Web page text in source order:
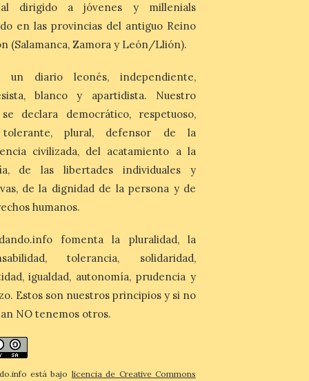
Pasen y vean: Gordoncillo
celebra el XXIV festival de
payasos
La información en la web
del Ayuntamiento sobre
este evento es del año
2022 y la de su página de
turismo de 2025 La firme
apuesta cultural que en las últimas
décadas viene desarrollando Gordoncillo,
tiene un momento culminante en […]
dirigido a jóvenes y millenials
en las provincias del antiguo Reino
(Salamanca, Zamora y León/Llión).
un diario leonés, independiente,
blanco y apartidista. Nuestro
declara democrático, respetuoso,
tolerante, plural, defensor de la
civilizada, del acatamiento a la
de las libertades individuales y
de la dignidad de la persona y de
humanos.
fomenta la pluralidad, la
tolerancia, solidaridad,
igualdad, autonomía, prudencia y
Estos son nuestros principios y si no
NO tenemos otros.
está bajo licencia de Creative Commons